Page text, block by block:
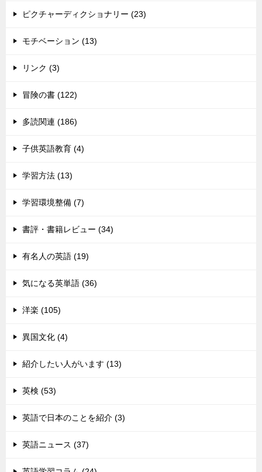
ピクチャーディクショナリー (23)
モチベーション (13)
リンク (3)
冒険の書 (122)
多読関連 (186)
子供英語教育 (4)
学習方法 (13)
学習環境整備 (7)
書評・書籍レビュー (34)
有名人の英語 (19)
気になる英単語 (36)
洋楽 (105)
異国文化 (4)
紹介したい人がいます (13)
英検 (53)
英語で日本のことを紹介 (3)
英語ニュース (37)